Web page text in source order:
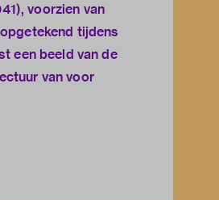
voorzien van
tijdens
een beeld van de
van voor